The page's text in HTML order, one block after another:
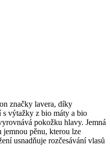
značky lavera, díky
s výtažky z bio máty a bio
pokožku hlavy. Jemná
pěnu, kterou lze
usnadňuje rozčesávání vlasů